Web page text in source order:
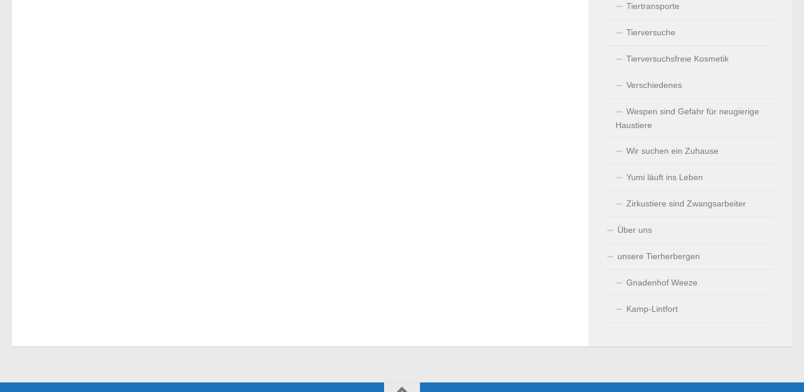
Tiertransporte
Tierversuche
Tierversuchsfreie Kosmetik
Verschiedenes
Wespen sind Gefahr für neugierige
Haustiere
Wir suchen ein Zuhause
Yumi läuft ins Leben
Zirkustiere sind Zwangsarbeiter
Über uns
unsere Tierherbergen
Gnadenhof Weeze
Kamp-Lintfort